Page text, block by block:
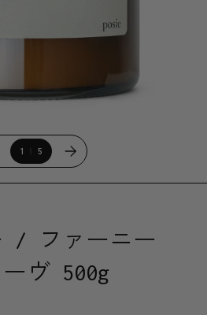
1 5
/ ファーニー
ヴ 500g